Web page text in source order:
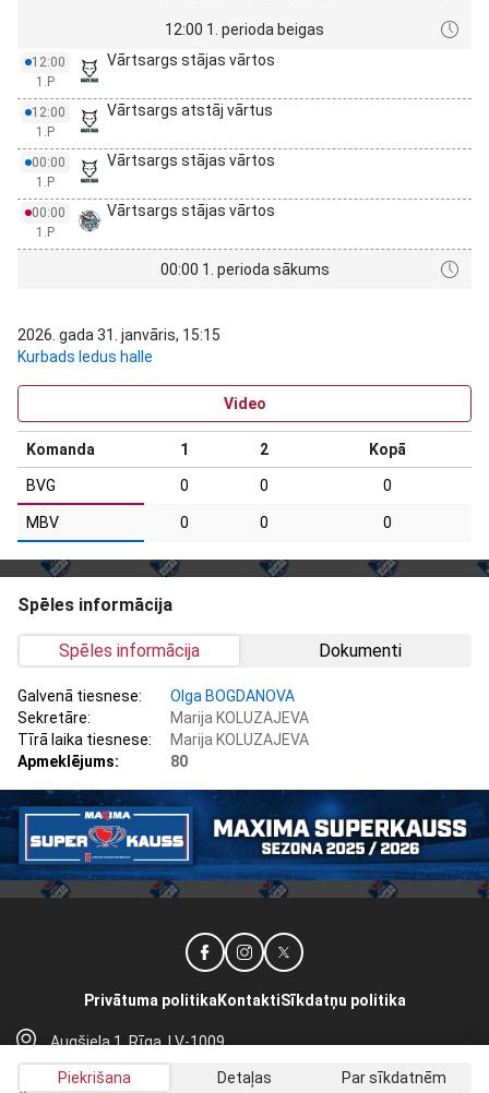
12:00 1. perioda beigas
12:00
1.P
Vārtsargs stājas vārtos
12:00
1.P
Vārtsargs atstāj vārtus
00:00
1.P
Vārtsargs stājas vārtos
00:00
1.P
Vārtsargs stājas vārtos
00:00 1. perioda sākums
2026. gada 31. janvāris, 15:15
Kurbads ledus halle
Video
Komanda 1 2 Kopā
BVG 0 0 0
MBV 0 0 0
Spēles informācija
Spēles informācija Dokumenti
Galvenā tiesnese:
Olga BOGDANOVA
Sekretāre:
Marija KOLUZAJEVA
Tīrā laika tiesnese:
Marija KOLUZAJEVA
Apmeklējums:
80
Augšiela 1, Rīga, LV-1009
lhf@lhf.lv
Privātuma politika KontaktiSīkdatņu politika
Piekrišana Detaļas Par sīkdatnēm